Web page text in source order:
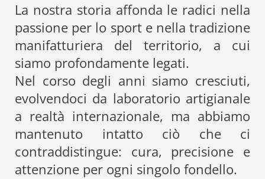
La nostra storia affonda le radici nella
passione per lo sport e nella tradizione
manifatturiera del territorio, a cui
siamo profondamente legati.
Nel corso degli anni siamo cresciuti,
evolvendoci da laboratorio artigianale
a realtà internazionale, ma abbiamo
mantenuto intatto ciò che ci
contraddistingue: cura, precisione e
attenzione per ogni singolo fondello.